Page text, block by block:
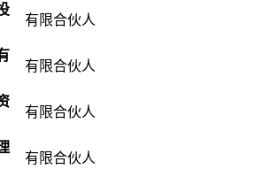
有限合伙人
有限合伙人
有限合伙人
有限合伙人